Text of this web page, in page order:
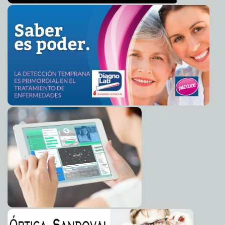
2011-03-12 09:02:36 Prosigue el combate a la pobreza del Ayuntamiento de
Mérida, ahora en San Ignacio Tesip A7
2011-03-11 23:00:00 Manos y uñas largas Guardiano Delatorre S.J.
2011-03-11 23:00:00 Un carnaval muy inseguro Lois Izquierdo
2011-03-11 23:00:00 Aquí entre nos... Goyito Zavala
2011-03-11 16:53:04 La humanidad de luto ante el desastre natural en
Japón A7
2011-03-11 16:33:28 Recibe Ayuntamiento primeras propuestas sobre el
futuro del Carnaval
2011-03-11 16:31:10 Reforestan el camellón y lavan aceras de Paseo de
Montejo
2011-03-11 16:28:56 Mejora Ayuntamiento orientación y nomenclatura de
calles del Centro A7
2011-03-11 16:19:34 Yucatán cuenta con 128 Centros Comunitarios
Digitales: SCT A7
2011-03-11 16:15:31 El Festival de la Trova 2011, muestra de talento y
originalidad A7
2011-03-11 16:09:53 Mérida recibió las lluvias más intensas del Frente Frío
2011-03-11 16:00:36 Propuesta de Beltrones: buena, pero mejorable.
J. Fortuny Loret de Mola